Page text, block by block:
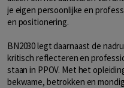
je eigen persoonlijke en
en positionering.
BN2030 legt daarnaast de
kritisch reflecteren en
staan in PPOV. Met het
bekwame, betrokken en